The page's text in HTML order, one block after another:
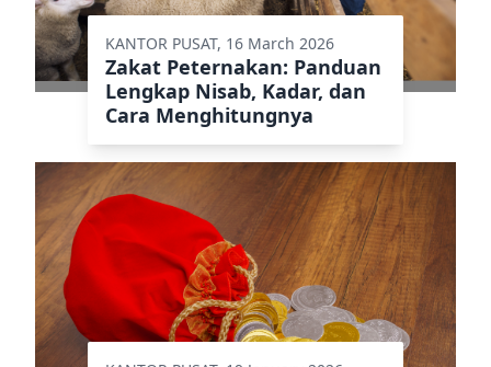
KANTOR PUSAT, 16 March 2026
Zakat Peternakan: Panduan
Lengkap Nisab, Kadar, dan
Cara Menghitungnya